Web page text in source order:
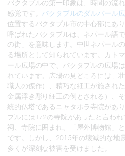
バクタプルの第一印象は、時間の流
感覚です。 バクタプルのダルバール
位置するバクタプル市の中心部にあ
呼ばれたバクタプルは、ネパール語
の街」を意味します。中世ネパール
る場所として知られています。カト
ール広場の中で、バクタプルの広場
れています。広場の見どころには、
職人の傑作）、精巧な細工が施され
金属浮き彫り細工の例とされる）、
統的仏塔であるニャタポラ寺院があ
プルには172の寺院があったと言われ
祠、寺院に囲まれ、「屋外博物館」
です。しかし、2015年の壊滅的な地
多くが深刻な被害を受けました。